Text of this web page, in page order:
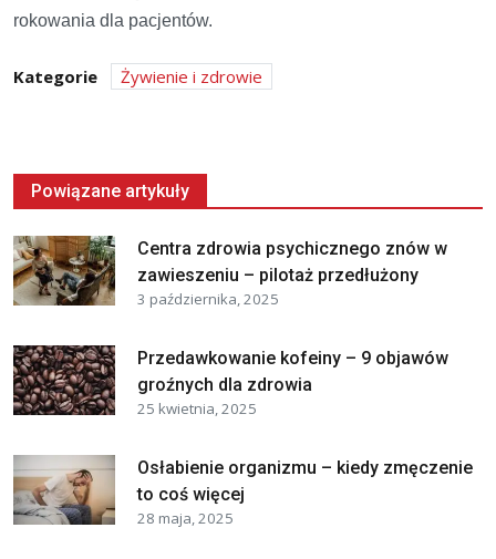
rokowania dla pacjentów.
Kategorie Żywienie i zdrowie
Powiązane artykuły
Centra zdrowia psychicznego znów w
zawieszeniu – pilotaż przedłużony
3 października, 2025
Przedawkowanie kofeiny – 9 objawów
groźnych dla zdrowia
25 kwietnia, 2025
Osłabienie organizmu – kiedy zmęczenie
to coś więcej
28 maja, 2025